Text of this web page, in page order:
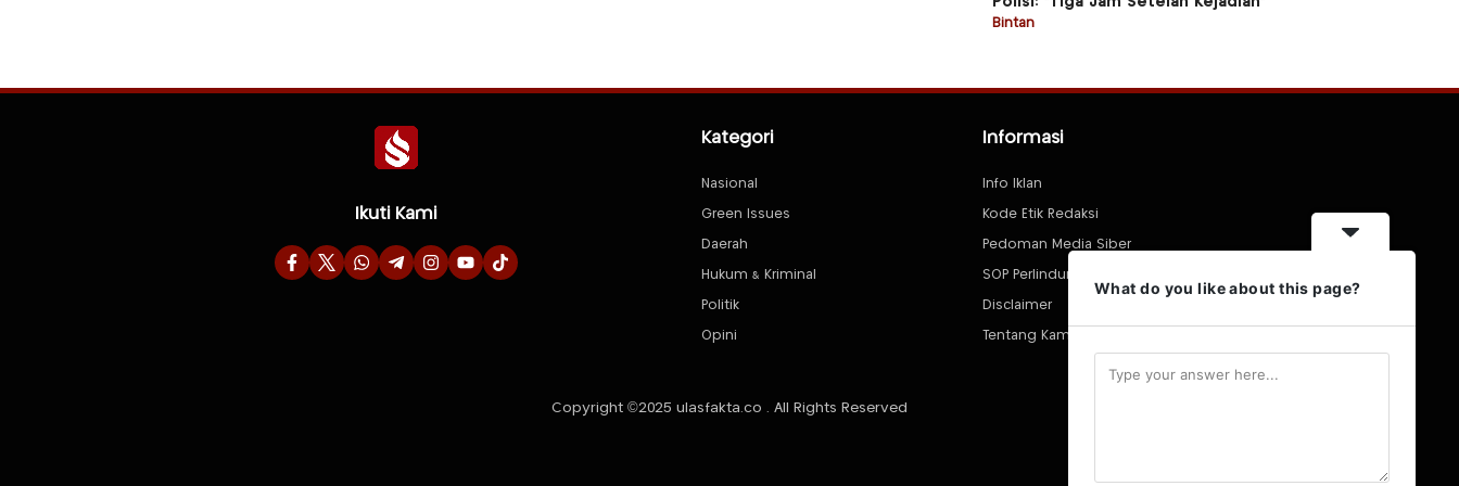
Bintan
Ikuti Kami
Kategori
Nasional
Green Issues
Daerah
Hukum & Kriminal
Politik
Opini
Informasi
Info Iklan
Kode Etik Redaksi
Pedoman Media Siber
SOP Perlindungan Wartawan
Disclaimer
Tentang Kami
Copyright ©2025 ulasfakta.co . All Rights Reserved
What do you like about this page?